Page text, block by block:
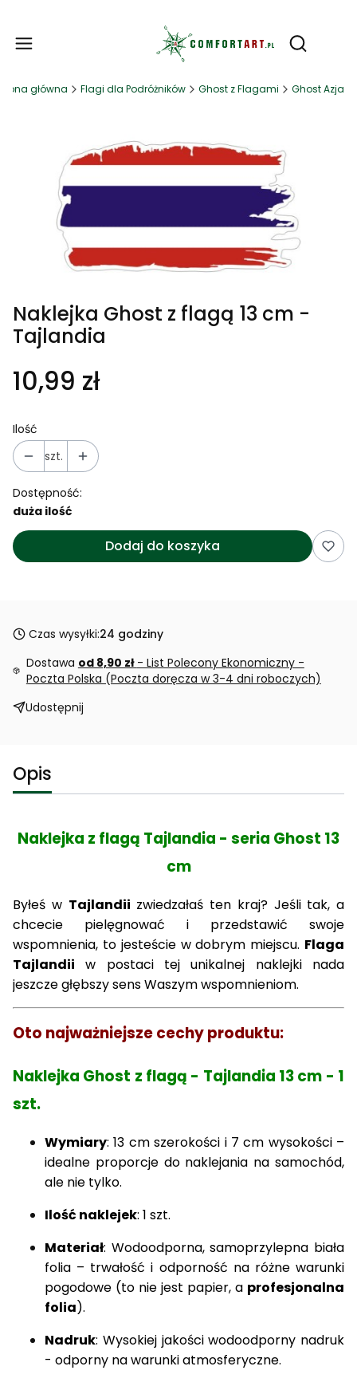
Otwórz
główna Flagi dla Podróżników Ghost z Flagami Ghost Azja
Naklejka Ghost z flagą 13 cm -
Tajlandia
10,99 zł
Ilość
szt.
Dostępność:
duża ilość
Dodaj do koszyka
Czas wysyłki:24 godziny
Dostawa od 8,90 zł - List Polecony Ekonomiczny -
Poczta Polska (Poczta doręcza w 3-4 dni roboczych)
Udostępnij
Opis
Naklejka z flagą Tajlandia - seria Ghost 13
cm
Byłeś w Tajlandii zwiedzałaś ten kraj? Jeśli tak, a
chcecie pielęgnować i przedstawić swoje
wspomnienia, to jesteście w dobrym miejscu. Flaga
Tajlandii w postaci tej unikalnej naklejki nada
jeszcze głębszy sens Waszym wspomnieniom.
Oto najważniejsze cechy produktu:
Naklejka Ghost z flagą - Tajlandia 13 cm - 1
szt.
Wymiary: 13 cm szerokości i 7 cm wysokości –
idealne proporcje do naklejania na samochód,
ale nie tylko.
Ilość naklejek: 1 szt.
Materiał: Wodoodporna, samoprzylepna biała
folia – trwałość i odporność na różne warunki
pogodowe (to nie jest papier, a profesjonalna
folia).
Nadruk: Wysokiej jakości wodoodporny nadruk
- odporny na warunki atmosferyczne.